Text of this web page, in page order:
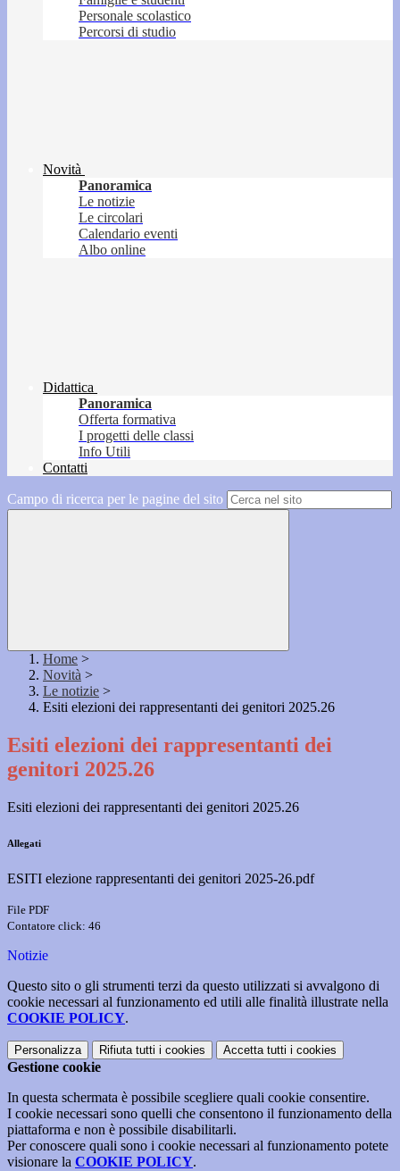
Personale scolastico
Percorsi di studio
Novità
Panoramica
Le notizie
Le circolari
Calendario eventi
Albo online
Didattica
Panoramica
Offerta formativa
I progetti delle classi
Info Utili
Contatti
Campo di ricerca per le pagine del sito
Home >
Novità >
Le notizie >
Esiti elezioni dei rappresentanti dei genitori 2025.26
Esiti elezioni dei rappresentanti dei
genitori 2025.26
Esiti elezioni dei rappresentanti dei genitori 2025.26
Allegati
ESITI elezione rappresentanti dei genitori 2025-26.pdf
File PDF
Contatore click: 46
Notizie
Questo sito o gli strumenti terzi da questo utilizzati si avvalgono di
cookie necessari al funzionamento ed utili alle finalità illustrate nella
COOKIE POLICY.
Personalizza Rifiuta tutti i cookies Accetta tutti i cookies
Gestione cookie
In questa schermata è possibile scegliere quali cookie consentire.
I cookie necessari sono quelli che consentono il funzionamento della
piattaforma e non è possibile disabilitarli.
Per conoscere quali sono i cookie necessari al funzionamento potete
visionare la COOKIE POLICY.